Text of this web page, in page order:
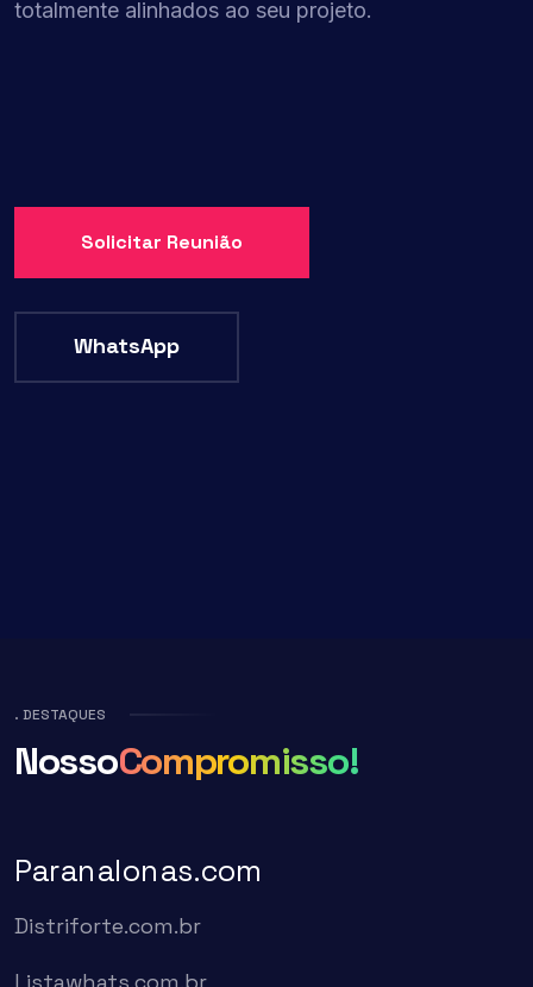
totalmente alinhados ao seu projeto.
Solicitar Reunião
WhatsApp
. DESTAQUES
NossoCompromisso!
Paranalonas.com
Distriforte.com.br